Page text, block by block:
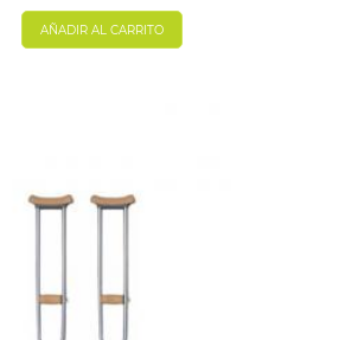
AÑADIR AL CARRITO